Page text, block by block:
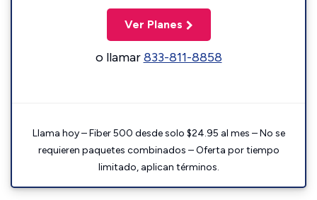
Ver Planes
o llamar833-811-8858
Llama hoy – Fiber 500 desde solo $24.95 al mes – No se
requieren paquetes combinados – Oferta por tiempo
limitado, aplican términos.